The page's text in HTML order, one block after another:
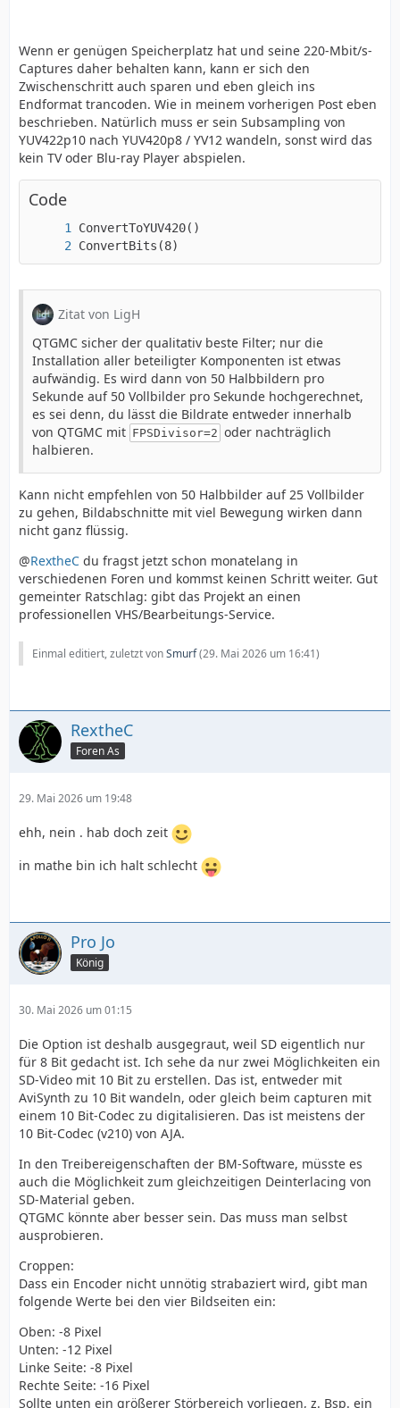
Wenn er genügen Speicherplatz hat und seine 220-Mbit/s-
Captures daher behalten kann, kann er sich den
Zwischenschritt auch sparen und eben gleich ins
Endformat trancoden. Wie in meinem vorherigen Post eben
beschrieben. Natürlich muss er sein Subsampling von
YUV422p10 nach YUV420p8 / YV12 wandeln, sonst wird das
kein TV oder Blu-ray Player abspielen.
Code
ConvertBits(8)
Zitat von LigH
QTGMC sicher der qualitativ beste Filter; nur die
Installation aller beteiligter Komponenten ist etwas
aufwändig. Es wird dann von 50 Halbbildern pro
Sekunde auf 50 Vollbilder pro Sekunde hochgerechnet,
es sei denn, du lässt die Bildrate entweder innerhalb
von QTGMC mit FPSDivisor=2 oder nachträglich
halbieren.
Kann nicht empfehlen von 50 Halbbilder auf 25 Vollbilder
zu gehen, Bildabschnitte mit viel Bewegung wirken dann
nicht ganz flüssig.
@RextheC du fragst jetzt schon monatelang in
verschiedenen Foren und kommst keinen Schritt weiter. Gut
gemeinter Ratschlag: gibt das Projekt an einen
professionellen VHS/Bearbeitungs-Service.
Einmal editiert, zuletzt vonSmurf(29. Mai 2026 um 16:41)
RextheC
Foren As
29. Mai 2026 um 19:48
ehh, nein . hab doch zeit
in mathe bin ich halt schlecht
Pro Jo
König
30. Mai 2026 um 01:15
Die Option ist deshalb ausgegraut, weil SD eigentlich nur
für 8 Bit gedacht ist. Ich sehe da nur zwei Möglichkeiten ein
SD-Video mit 10 Bit zu erstellen. Das ist, entweder mit
AviSynth zu 10 Bit wandeln, oder gleich beim capturen mit
einem 10 Bit-Codec zu digitalisieren. Das ist meistens der
10 Bit-Codec (v210) von AJA.
In den Treibereigenschaften der BM-Software, müsste es
auch die Möglichkeit zum gleichzeitigen Deinterlacing von
SD-Material geben.
QTGMC könnte aber besser sein. Das muss man selbst
ausprobieren.
Croppen:
Dass ein Encoder nicht unnötig strabaziert wird, gibt man
folgende Werte bei den vier Bildseiten ein:
Oben: -8 Pixel
Unten: -12 Pixel
Linke Seite: -8 Pixel
Rechte Seite: -16 Pixel
Sollte unten ein größerer Störbereich vorliegen, z. Bsp. ein